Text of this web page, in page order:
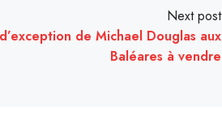
Next post
de Michael Douglas aux
Baléares à vendre